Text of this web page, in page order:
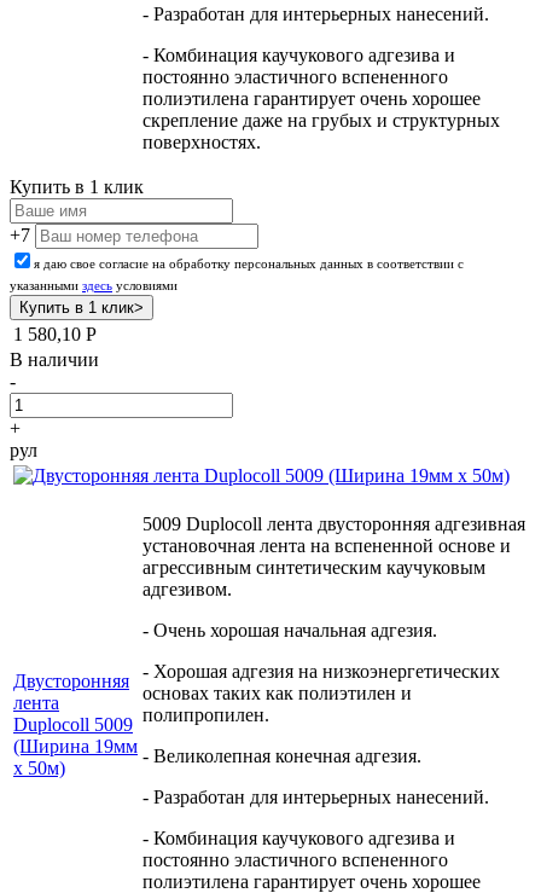
- Разработан для интерьерных нанесений.
- Комбинация каучукового адгезива и
постоянно эластичного вспененного
полиэтилена гарантирует очень хорошее
скрепление даже на грубых и структурных
поверхностях.
Купить в 1 клик
+7
я даю свое согласие на обработку персональных данных в соответствии с
указанными здесь условиями
1 580,10 Р
В наличии
-
+
рул
Двусторонняя
лента
Duplocoll 5009
(Ширина 19мм
х 50м)
5009 Duplocoll лента двусторонняя адгезивная
установочная лента на вспененной основе и
агрессивным синтетическим каучуковым
адгезивом.
- Очень хорошая начальная адгезия.
- Хорошая адгезия на низкоэнергетических
основах таких как полиэтилен и
полипропилен.
- Великолепная конечная адгезия.
- Разработан для интерьерных нанесений.
- Комбинация каучукового адгезива и
постоянно эластичного вспененного
полиэтилена гарантирует очень хорошее